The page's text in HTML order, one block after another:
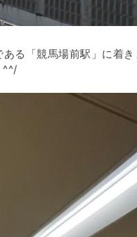
る「競馬場前駅」に着
^^/